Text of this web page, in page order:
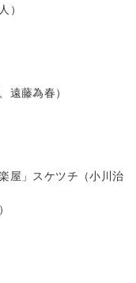
）
遠藤為春）
屋」スケツチ（小川治